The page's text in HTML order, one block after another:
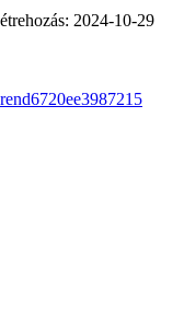
2024-10-29